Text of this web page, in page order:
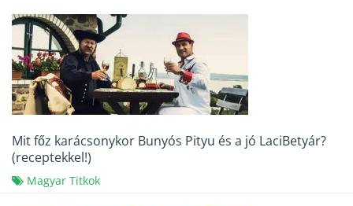
Mit főz karácsonykor Bunyós Pityu és a jó LaciBetyár?
(receptekkel!)
Magyar Titkok